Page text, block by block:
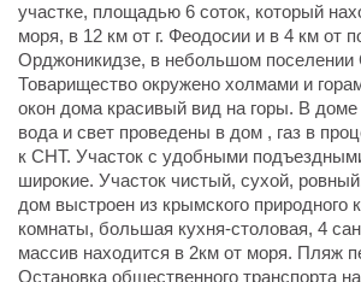
участке, площадью 6 соток, который
моря, в 12 км от г. Феодосии и в 4 км от
Орджоникидзе, в небольшом
Товарищество окружено холмами и
окон дома красивый вид на горы. В
вода и свет проведены в дом , газ в
к СНТ. Участок с удобными
широкие. Участок чистый, сухой,
дом выстроен из крымского природного
комнаты, большая кухня-столовая, 4
массив находится в 2км от моря. Пляж
Остановка общественного транспорта